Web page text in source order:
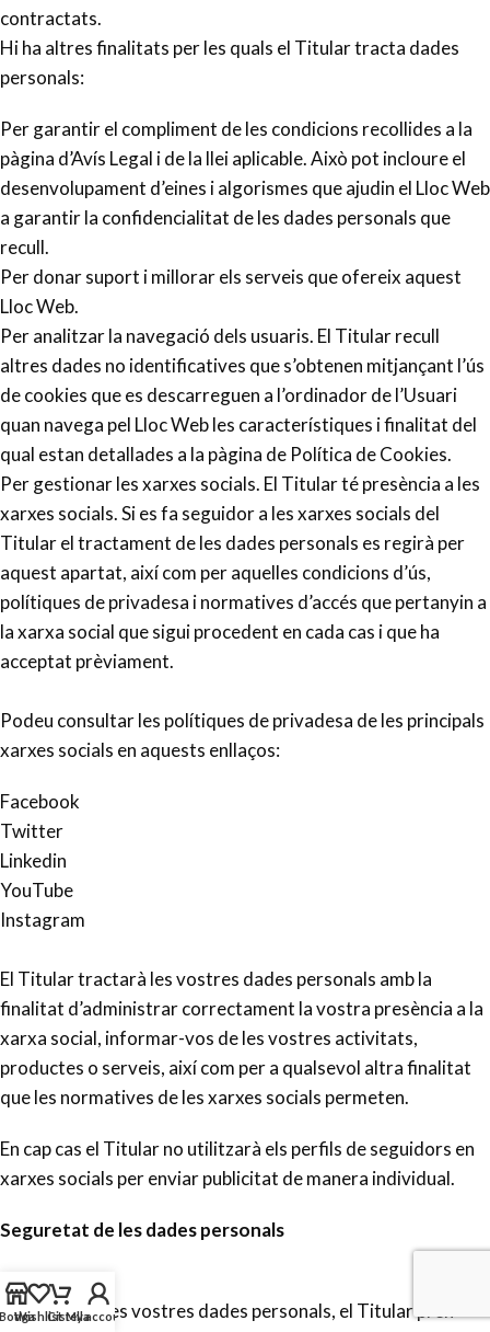
contractats.
Hi ha altres finalitats per les quals el Titular tracta dades
personals:
Per garantir el compliment de les condicions recollides a la
pàgina d’Avís Legal i de la llei aplicable. Això pot incloure el
desenvolupament d’eines i algorismes que ajudin el Lloc Web
a garantir la confidencialitat de les dades personals que
recull.
Per donar suport i millorar els serveis que ofereix aquest
Lloc Web.
Per analitzar la navegació dels usuaris. El Titular recull
altres dades no identificatives que s’obtenen mitjançant l’ús
de cookies que es descarreguen a l’ordinador de l’Usuari
quan navega pel Lloc Web les característiques i finalitat del
qual estan detallades a la pàgina de Política de Cookies.
Per gestionar les xarxes socials. El Titular té presència a les
xarxes socials. Si es fa seguidor a les xarxes socials del
Titular el tractament de les dades personals es regirà per
aquest apartat, així com per aquelles condicions d’ús,
polítiques de privadesa i normatives d’accés que pertanyin a
la xarxa social que sigui procedent en cada cas i que ha
acceptat prèviament.
Podeu consultar les polítiques de privadesa de les principals
xarxes socials en aquests enllaços:
Facebook
Twitter
Linkedin
YouTube
Instagram
El Titular tractarà les vostres dades personals amb la
finalitat d’administrar correctament la vostra presència a la
xarxa social, informar-vos de les vostres activitats,
productes o serveis, així com per a qualsevol altra finalitat
que les normatives de les xarxes socials permeten.
En cap cas el Titular no utilitzarà els perfils de seguidors en
xarxes socials per enviar publicitat de manera individual.
Seguretat de les dades personals
Per protegir les vostres dades personals, el Titular pren
WishlistCistella
My account